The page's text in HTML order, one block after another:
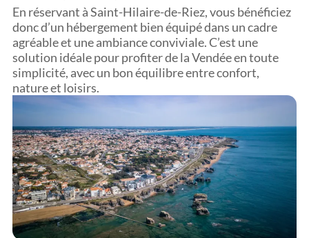
En réservant à Saint-Hilaire-de-Riez, vous bénéficiez
donc d’un hébergement bien équipé dans un cadre
agréable et une ambiance conviviale. C’est une
solution idéale pour profiter de la Vendée en toute
simplicité, avec un bon équilibre entre confort,
nature et loisirs.